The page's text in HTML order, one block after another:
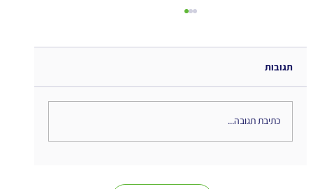
תגובות
כתיבת תגובה...